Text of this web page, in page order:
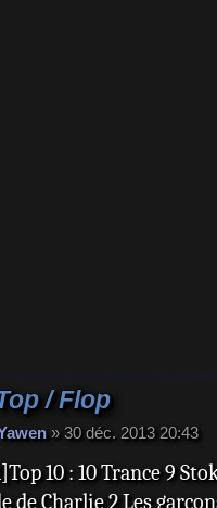
/ Flop
» 30 déc. 2013 20:43
10 : 10 Trance 9
de Charlie 2 Les